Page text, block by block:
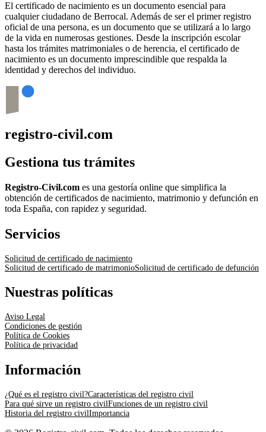
El certificado de nacimiento es un documento esencial para
cualquier ciudadano de Berrocal. Además de ser el primer registro
oficial de una persona, es un documento que se utilizará a lo largo
de la vida en numerosas gestiones. Desde la inscripción escolar
hasta los trámites matrimoniales o de herencia, el certificado de
nacimiento es un documento imprescindible que respalda la
identidad y derechos del individuo.
registro-civil.com
Gestiona tus trámites
Registro-Civil.com es una gestoría online que simplifica la
obtención de certificados de nacimiento, matrimonio y defunción en
toda España, con rapidez y seguridad.
Servicios
Solicitud de certificado de nacimiento
Solicitud de certificado de matrimonioSolicitud de certificado de defunción
Nuestras políticas
Aviso Legal
Condiciones de gestión
Política de Cookies
Política de privacidad
Información
¿Qué es el registro civil?Características del registro civil
Para qué sirve un registro civilFunciones de un registro civil
Historia del registro civilImportancia